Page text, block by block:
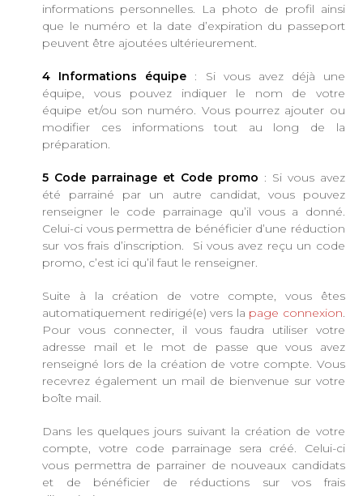
informations personnelles. La photo de profil ainsi
que le numéro et la date d’expiration du passeport
peuvent être ajoutées ultérieurement.
4 Informations équipe : Si vous avez déjà une
équipe, vous pouvez indiquer le nom de votre
équipe et/ou son numéro. Vous pourrez ajouter ou
modifier ces informations tout au long de la
préparation.
5 Code parrainage et Code promo : Si vous avez
été parrainé par un autre candidat, vous pouvez
renseigner le code parrainage qu’il vous a donné.
Celui-ci vous permettra de bénéficier d’une réduction
sur vos frais d’inscription. Si vous avez reçu un code
promo, c’est ici qu’il faut le renseigner.
Suite à la création de votre compte, vous êtes
automatiquement redirigé(e) vers la page connexion.
Pour vous connecter, il vous faudra utiliser votre
adresse mail et le mot de passe que vous avez
renseigné lors de la création de votre compte. Vous
recevrez également un mail de bienvenue sur votre
boîte mail.
Dans les quelques jours suivant la création de votre
compte, votre code parrainage sera créé. Celui-ci
vous permettra de parrainer de nouveaux candidats
et de bénéficier de réductions sur vos frais